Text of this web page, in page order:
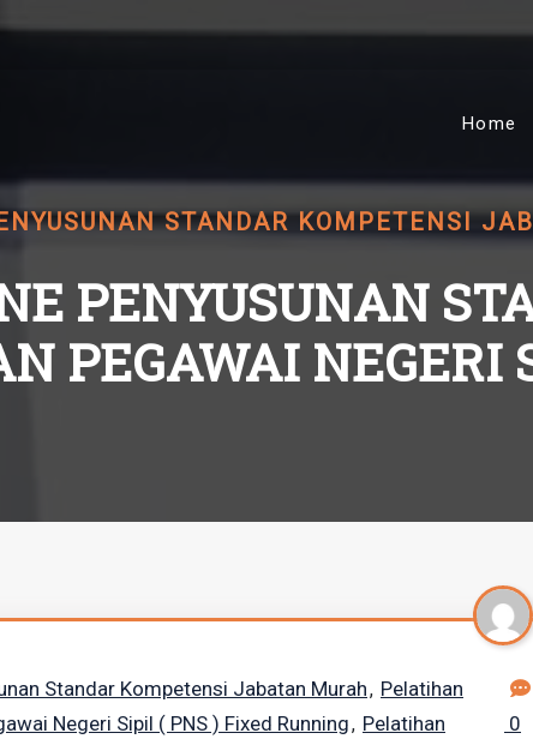
Home
STANDAR KOMPETENSI
PENYUSUNAN
PEGAWAI NEGERI
Standar Kompetensi Jabatan Murah, Pelatihan
Negeri Sipil ( PNS ) Fixed Running, Pelatihan
0